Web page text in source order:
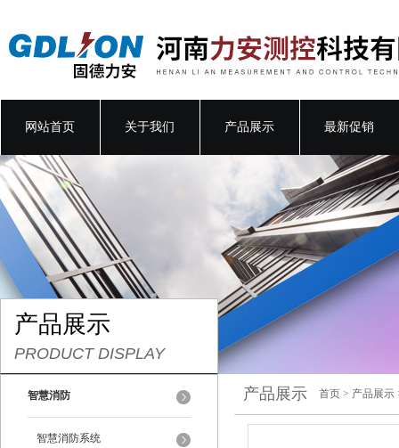
网站首页 关于我们 产品展示 最新促销
产品展示
PRODUCT DISPLAY
智慧消防
智慧消防系统
产品展示 首页 > 产品展示